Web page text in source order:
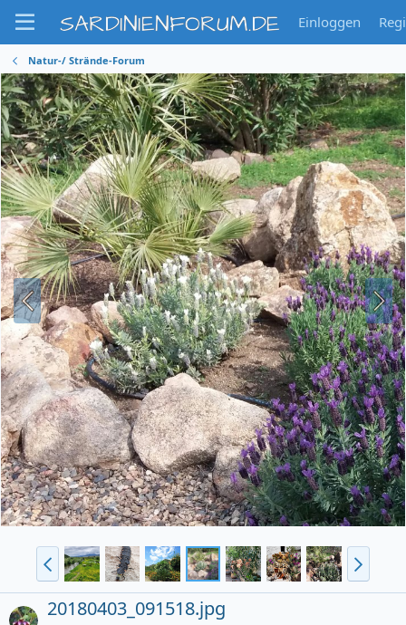
SARDINIENFORUM.DE Einloggen
Natur-/ Strände-Forum
20180403_091518.jpg